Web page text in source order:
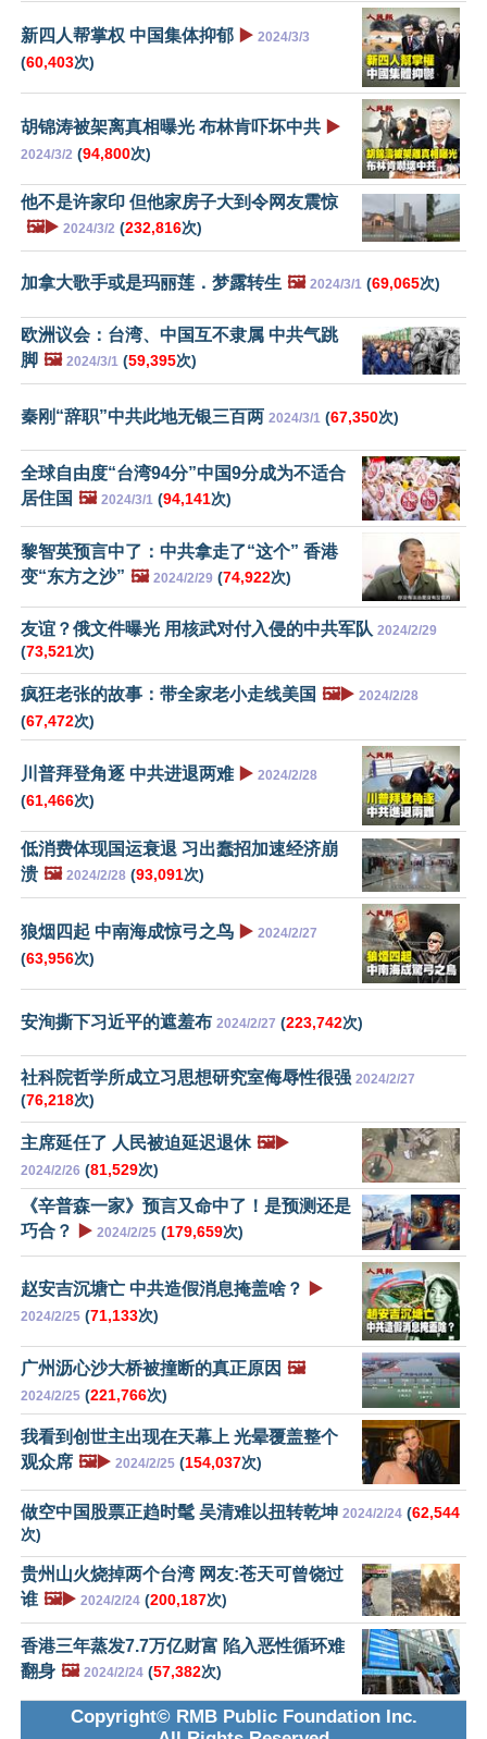
新四人帮掌权 中国集体抑郁 ▶️ 2024/3/3
(60,403次)
胡锦涛被架离真相曝光 布林肯吓坏中共 ▶️
2024/3/2 (94,800次)
他不是许家印 但他家房子大到令网友震惊
🖼️▶️ 2024/3/2 (232,816次)
加拿大歌手或是玛丽莲．梦露转生 🖼️ 2024/3/1 (69,065次)
欧洲议会：台湾、中国互不隶属 中共气跳
脚 🖼️ 2024/3/1 (59,395次)
秦刚“辞职”中共此地无银三百两 2024/3/1 (67,350次)
全球自由度“台湾94分”中国9分成为不适合
居住国 🖼️ 2024/3/1 (94,141次)
黎智英预言中了：中共拿走了“这个” 香港
变“东方之沙” 🖼️ 2024/2/29 (74,922次)
友谊？俄文件曝光 用核武对付入侵的中共军队 2024/2/29
(73,521次)
疯狂老张的故事：带全家老小走线美国 🖼️▶️ 2024/2/28
(67,472次)
川普拜登角逐 中共进退两难 ▶️ 2024/2/28
(61,466次)
低消费体现国运衰退 习出蠢招加速经济崩
溃 🖼️ 2024/2/28 (93,091次)
狼烟四起 中南海成惊弓之鸟 ▶️ 2024/2/27
(63,956次)
安洵撕下习近平的遮羞布 2024/2/27 (223,742次)
社科院哲学所成立习思想研究室侮辱性很强 2024/2/27
(76,218次)
主席延任了 人民被迫延迟退休 🖼️▶️
2024/2/26 (81,529次)
《辛普森一家》预言又命中了！是预测还是
巧合？
▶️ 2024/2/25 (179,659次)
赵安吉沉塘亡 中共造假消息掩盖啥？ ▶️
2024/2/25 (71,133次)
广州沥心沙大桥被撞断的真正原因 🖼️
2024/2/25 (221,766次)
我看到创世主出现在天幕上 光晕覆盖整个
观众席 🖼️▶️ 2024/2/25 (154,037次)
做空中国股票正趋时髦 吴清难以扭转乾坤 2024/2/24 (62,544
次)
贵州山火烧掉两个台湾 网友:苍天可曾饶过
谁 🖼️▶️ 2024/2/24 (200,187次)
香港三年蒸发7.7万亿财富 陷入恶性循环难
翻身 🖼️ 2024/2/24 (57,382次)
Copyright© RMB Public Foundation Inc.